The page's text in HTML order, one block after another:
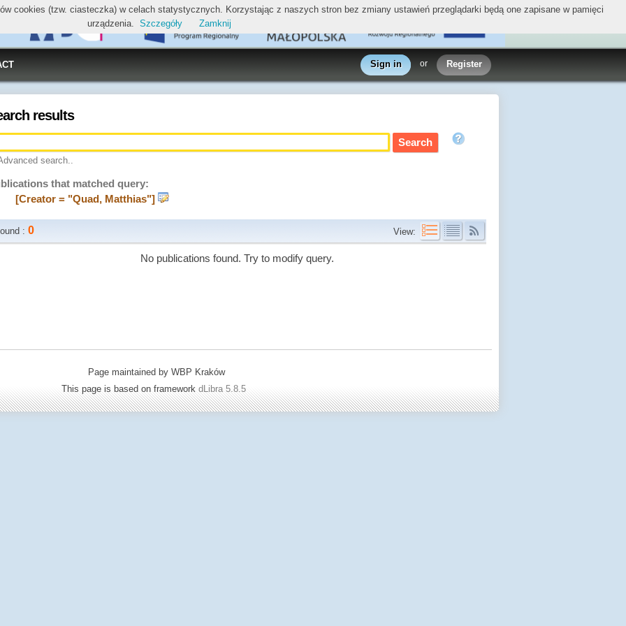
Sign in or Register
results
search..
that matched query:
[Creator = "Quad, Matthias"]
:0 View:
No publications found. Try to modify query.
Page maintained by WBP Kraków
This page is based on framework dLibra 5.8.5
cookies (tzw. ciasteczka) w celach statystycznych. Korzystając z naszych stron bez zmiany ustawień przeglądarki będą one zapisane w pamięci
urządzenia. Szczegóły Zamknij